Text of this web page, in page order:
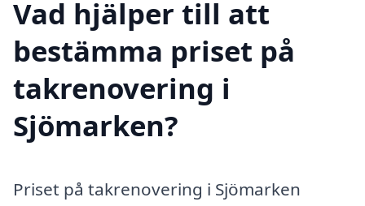
Vad hjälper till att
bestämma priset på
takrenovering i
Sjömarken?
Priset på takrenovering i Sjömarken